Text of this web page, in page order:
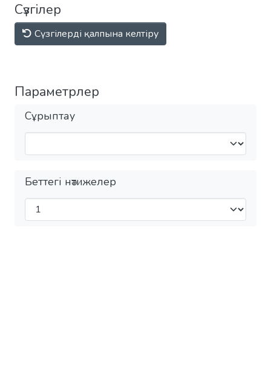
Сүзгілер
Сүзгілерді қалпына келтіру
Параметрлер
Сұрыптау
Беттегі нәтижелер